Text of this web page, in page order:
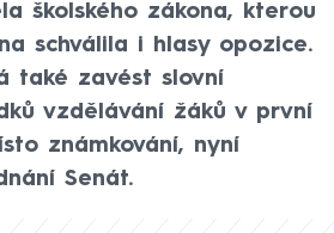
školského zákona, kterou
schválila i hlasy opozice.
také zavést slovní
vzdělávání žáků v první
známkování, nyní
Senát.